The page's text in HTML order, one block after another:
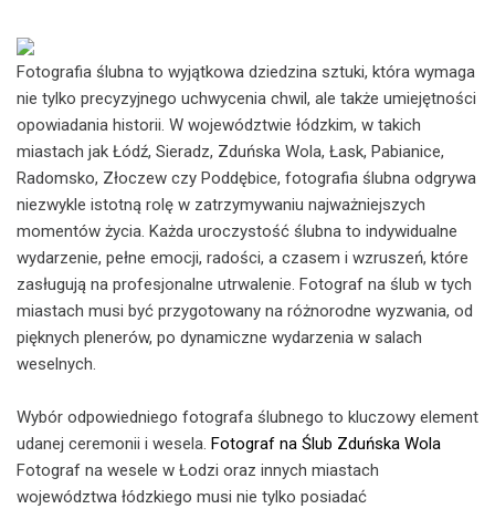
Fotografia ślubna to wyjątkowa dziedzina sztuki, która wymaga
nie tylko precyzyjnego uchwycenia chwil, ale także umiejętności
opowiadania historii. W województwie łódzkim, w takich
miastach jak Łódź, Sieradz, Zduńska Wola, Łask, Pabianice,
Radomsko, Złoczew czy Poddębice, fotografia ślubna odgrywa
niezwykle istotną rolę w zatrzymywaniu najważniejszych
momentów życia. Każda uroczystość ślubna to indywidualne
wydarzenie, pełne emocji, radości, a czasem i wzruszeń, które
zasługują na profesjonalne utrwalenie. Fotograf na ślub w tych
miastach musi być przygotowany na różnorodne wyzwania, od
pięknych plenerów, po dynamiczne wydarzenia w salach
weselnych.
Wybór odpowiedniego fotografa ślubnego to kluczowy element
udanej ceremonii i wesela. Fotograf na Ślub Zduńska Wola
Fotograf na wesele w Łodzi oraz innych miastach
województwa łódzkiego musi nie tylko posiadać